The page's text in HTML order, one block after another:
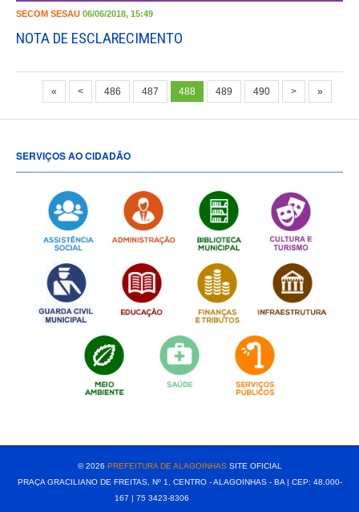
SECOM SESAU 06/06/2018, 15:49
NOTA DE ESCLARECIMENTO
« < 486 487 488 489 490 > »
SERVIÇOS AO CIDADÃO
© 2026 PREFEITURA DE ALAGOINHASSITE OFICIAL
PRAÇA GRACILIANO DE FREITAS, Nº 1, CENTRO - ALAGOINHAS - BA | CEP: 48.000-
167 | 75 3423-8306⠀⠀⠀⠀⠀⠀⠀⠀⠀⠀